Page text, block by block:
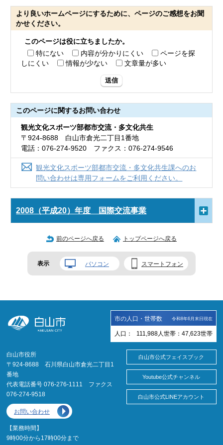
より良いホームページにするために、ページのご感想をお聞
かせください。
このページは役に立ちましたか。
特にない
内容が分かりにくい
ページを探
しにくい
情報が少ない 文章量が多い
送信
このページに関するお問い合わせ
観光文化スポーツ部都市交流・多文化共生
〒924-8688 白山市倉光二丁目1番地
電話：076-274-9520 ファクス：076-274-9546
観光文化スポーツ部都市交流・多文化共生課へのお
問い合わせは専用フォームをご利用ください。
2008（平成20）年度 国際交流事業
前のページへ戻る トップページへ戻る
表示 パソコン スマートフォン
市の人口・世帯数 令和8年6月末日現在
人口： 111,988 人 世帯： 47,623世帯
白山市役所
〒924-8688 石川県白山市倉光二丁目1
番地
代表電話番号 076-276-1111 ファクス
076-274-9518
お問い合わせ
【業務時間】
9時00分から17時00分まで
白山市公式フェイスブック
Youtube公式チャンネル
白山市公式LINEアカウント